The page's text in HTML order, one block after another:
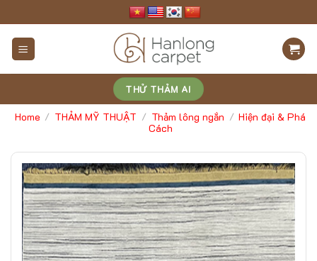
to
content
THỬ THẢM AI
Home / THẢM MỸ THUẬT / Thảm lông ngắn / Hiện đại & Phá
Cách